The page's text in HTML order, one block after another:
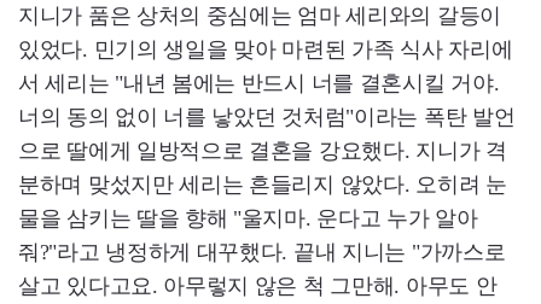
지니가 품은 상처의 중심에는 엄마 세리와의 갈등이
있었다. 민기의 생일을 맞아 마련된 가족 식사 자리에
서 세리는 "내년 봄에는 반드시 너를 결혼시킬 거야.
너의 동의 없이 너를 낳았던 것처럼"이라는 폭탄 발언
으로 딸에게 일방적으로 결혼을 강요했다. 지니가 격
분하며 맞섰지만 세리는 흔들리지 않았다. 오히려 눈
물을 삼키는 딸을 향해 "울지마. 운다고 누가 알아
줘?"라고 냉정하게 대꾸했다. 끝내 지니는 "가까스로
살고 있다고요. 아무렇지 않은 척 그만해. 아무도 안